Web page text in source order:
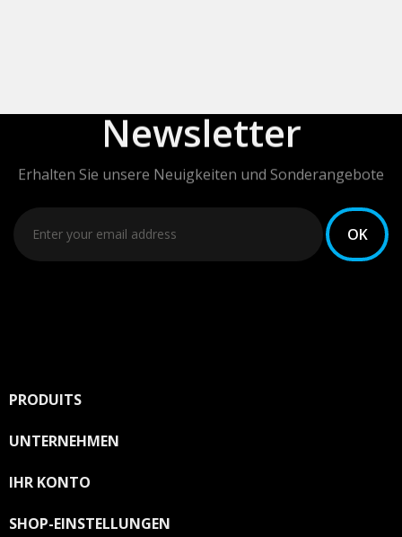
Newsletter
Erhalten Sie unsere Neuigkeiten und Sonderangebote
PRODUITS
UNTERNEHMEN
IHR KONTO
SHOP-EINSTELLUNGEN